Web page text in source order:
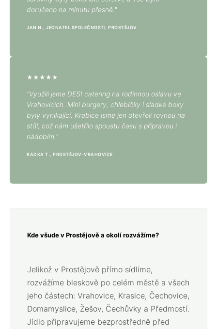
doručeno na minutu přesně."
JAN N., JEDNATEL SPOLEČNOSTI, PROSTĚJOV
★★★★★
"Využili jsme DESI catering na rodinnou oslavu ve
Vrahovicích. Mini burgery, chlebíčky i sladké boxy
byly vynikající. Krabice jsme jen otevřeli rovnou na
stůl, což nám ušetřilo spoustu času s přípravou i
nádobím."
RADKA T., PROSTĚJOV-VRAHOVICE
Kde všude v Prostějově a okolí rozvážíme?
Jelikož v Prostějově přímo sídlíme,
rozvážíme bleskově po celém městě a všech
jeho částech: Vrahovice, Krasice, Čechovice,
Domamyslice, Žešov, Čechůvky a Předmostí.
Jídlo připravujeme bezprostředně před